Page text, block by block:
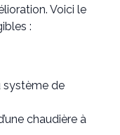
Voici le
:
système de
chaudière à